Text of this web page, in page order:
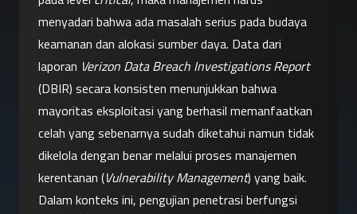
menyadari bahwa ada masalah serius pada budaya
keamanan dan alokasi sumber daya. Data dari
laporan Verizon Data Breach Investigations Report
(DBIR) secara konsisten menunjukkan bahwa
mayoritas eksploitasi yang berhasil memanfaatkan
celah yang sebenarnya sudah diketahui namun tidak
dikelola dengan benar melalui proses manajemen
kerentanan (Vulnerability Management) yang baik.
Dalam konteks ini, pengujian penetrasi berfungsi